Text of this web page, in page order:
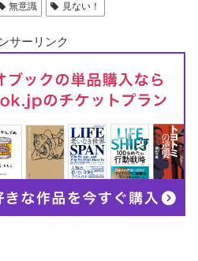
無意識 見ない！
サーリンク